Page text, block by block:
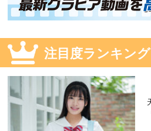
注目度ランキング